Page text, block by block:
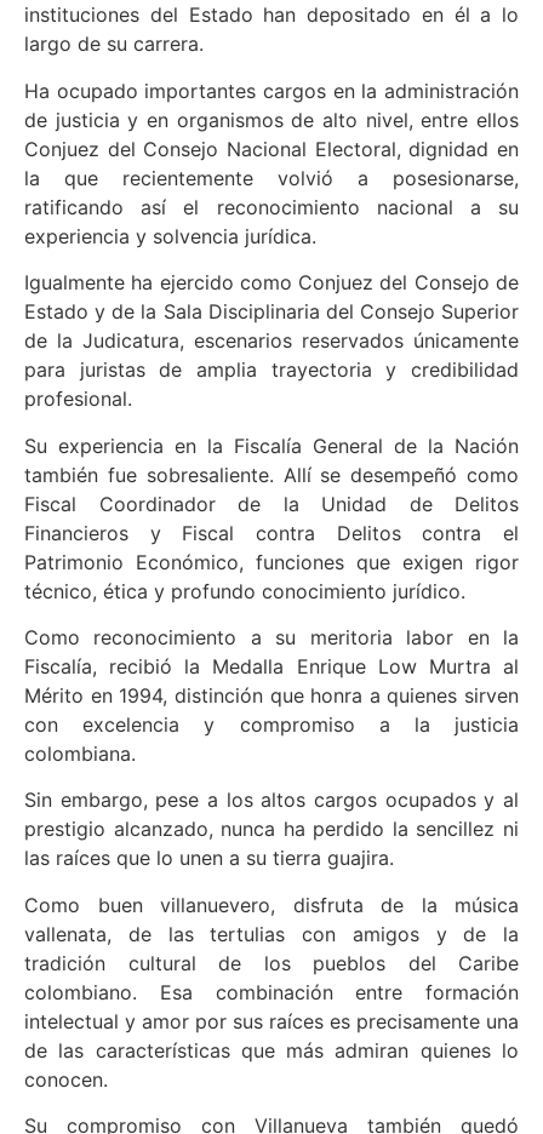
instituciones del Estado han depositado en él a lo
largo de su carrera.
Ha ocupado importantes cargos en la administración
de justicia y en organismos de alto nivel, entre ellos
Conjuez del Consejo Nacional Electoral, dignidad en
la que recientemente volvió a posesionarse,
ratificando así el reconocimiento nacional a su
experiencia y solvencia jurídica.
Igualmente ha ejercido como Conjuez del Consejo de
Estado y de la Sala Disciplinaria del Consejo Superior
de la Judicatura, escenarios reservados únicamente
para juristas de amplia trayectoria y credibilidad
profesional.
Su experiencia en la Fiscalía General de la Nación
también fue sobresaliente. Allí se desempeñó como
Fiscal Coordinador de la Unidad de Delitos
Financieros y Fiscal contra Delitos contra el
Patrimonio Económico, funciones que exigen rigor
técnico, ética y profundo conocimiento jurídico.
Como reconocimiento a su meritoria labor en la
Fiscalía, recibió la Medalla Enrique Low Murtra al
Mérito en 1994, distinción que honra a quienes sirven
con excelencia y compromiso a la justicia
colombiana.
Sin embargo, pese a los altos cargos ocupados y al
prestigio alcanzado, nunca ha perdido la sencillez ni
las raíces que lo unen a su tierra guajira.
Como buen villanuevero, disfruta de la música
vallenata, de las tertulias con amigos y de la
tradición cultural de los pueblos del Caribe
colombiano. Esa combinación entre formación
intelectual y amor por sus raíces es precisamente una
de las características que más admiran quienes lo
conocen.
Su compromiso con Villanueva también quedó